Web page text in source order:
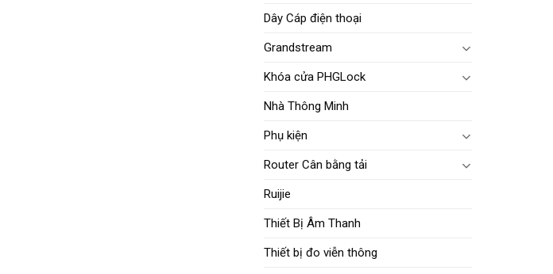
Dây Cáp điện thoại
Grandstream
Khóa cửa PHGLock
Nhà Thông Minh
Phụ kiện
Router Cân bằng tải
Ruijie
Thiết Bị Âm Thanh
Thiết bị đo viễn thông